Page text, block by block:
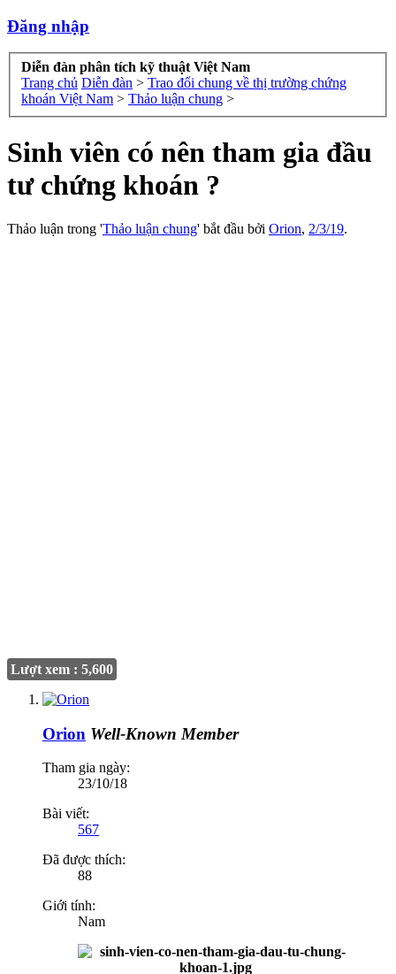
Đăng nhập
Diễn đàn phân tích kỹ thuật Việt Nam
Trang chủ Diễn đàn > Trao đổi chung về thị trường chứng
khoán Việt Nam > Thảo luận chung >
Sinh viên có nên tham gia đầu
tư chứng khoán ?
Thảo luận trong 'Thảo luận chung' bắt đầu bởi Orion, 2/3/19.
Lượt xem : 5,600
Orion Well-Known Member
Tham gia ngày:
23/10/18
Bài viết:
567
Đã được thích:
88
Giới tính:
Nam